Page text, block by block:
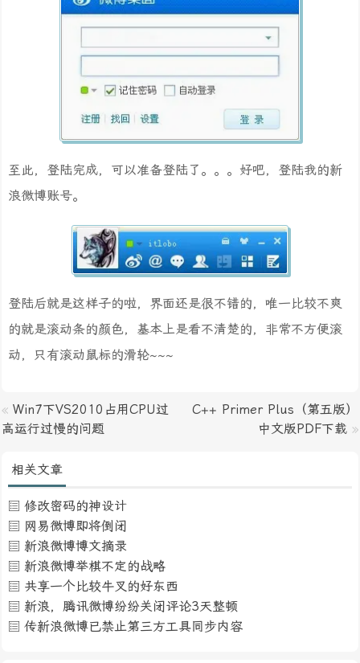
至此，登陆完成，可以准备登陆了。。。好吧，登陆我的新
浪微博账号。
登陆后就是这样子的啦，界面还是很不错的，唯一比较不爽
的就是滚动条的颜色，基本上是看不清楚的，非常不方便滚
动，只有滚动鼠标的滑轮~~~
« Win7下VS2010占用CPU过
高运行过慢的问题
C++ Primer Plus（第五版）
中文版PDF下载 »
相关文章
修改密码的神设计
网易微博即将倒闭
新浪微博博文摘录
新浪微博举棋不定的战略
共享一个比较牛叉的好东西
新浪，腾讯微博纷纷关闭评论3天整顿
传新浪微博已禁止第三方工具同步内容